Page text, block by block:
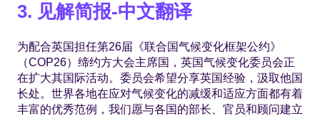
3. 见解简报-中文翻译
为配合英国担任第26届《联合国气候变化框架公约》
（COP26）缔约方大会主席国，英国气候变化委员会正
在扩大其国际活动。委员会希望分享英国经验，汲取他国
长处。世界各地在应对气候变化的减缓和适应方面都有着
丰富的优秀范例，我们愿与各国的部长、官员和顾问建立